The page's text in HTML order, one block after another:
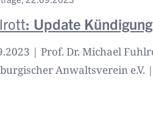
: Update
| Prof. Dr. Michael
Anwaltsverein e.V.